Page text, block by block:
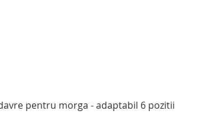
Afișare rapidă
pentru morga - adaptabil 6 pozitii